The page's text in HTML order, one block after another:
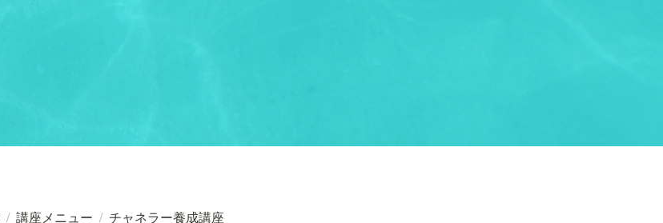
/ 講座メニュー / チャネラー養成講座